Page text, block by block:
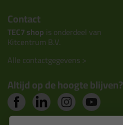
Contact
TEC7 shop is onderdeel van
Kitcentrum B.V.
Alle contactgegevens >
Altijd op de hoogte blijven?